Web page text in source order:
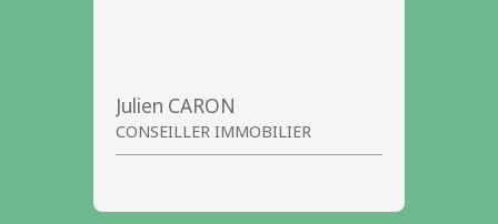
Julien CARON
CONSEILLER IMMOBILIER